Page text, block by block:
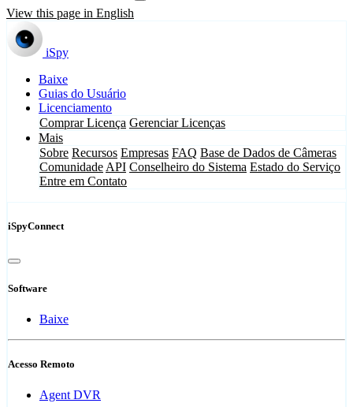
View this page in English
iSpy
Baixe
Guias do Usuário
Licenciamento
Comprar Licença Gerenciar Licenças
Mais
Sobre Recursos Empresas FAQ Base de Dados de Câmeras
Comunidade API Conselheiro do Sistema Estado do Serviço
Entre em Contato
iSpyConnect
Software
Baixe
Acesso Remoto
Agent DVR